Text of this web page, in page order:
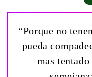
“Porque no
pueda
mas